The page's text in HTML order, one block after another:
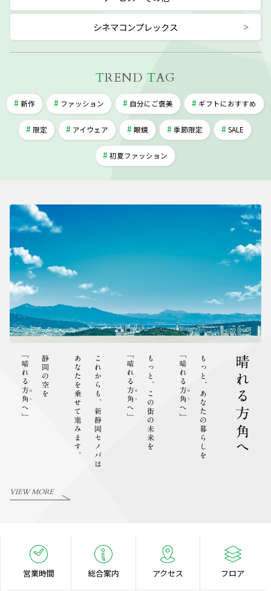
シネマコンプレックス
TREND TAG
新作 ファッション 自分にご褒美 ギフトにおすすめ
限定 アイウェア 眼鏡 季節限定 SALE
初夏ファッション
VIEW MORE
営業時間 総合案内 アクセス フロア